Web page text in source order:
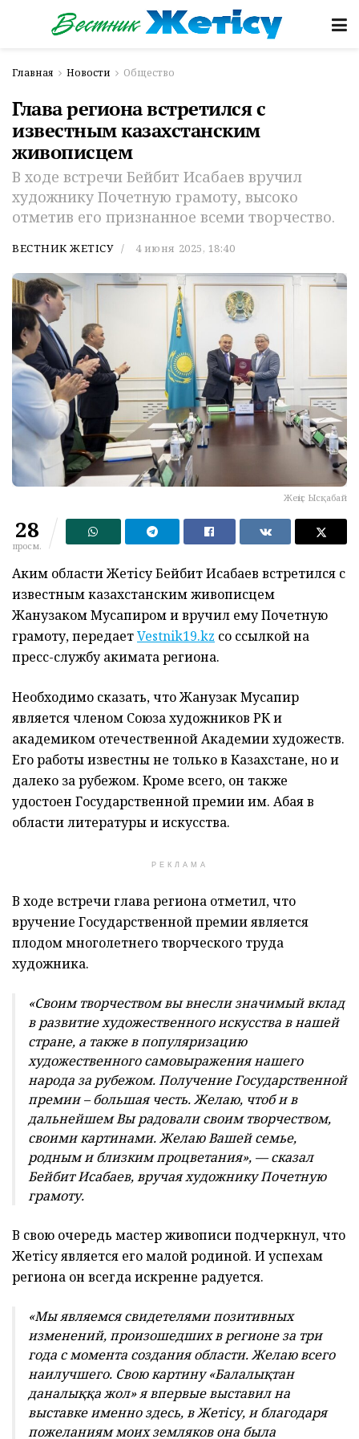
Главная Новости Общество
Глава региона встретился с
известным казахстанским
живописцем
В ходе встречи Бейбит Исабаев вручил
художнику Почетную грамоту, высоко
отметив его признанное всеми творчество.
ВЕСТНИК ЖЕТІСУ 4 июня 2025, 18:40
Жеңіс Ысқабай
28
просм.
Аким области Жетісу Бейбит Исабаев встретился с
известным казахстанским живописцем
Жанузаком Мусапиром и вручил ему Почетную
грамоту, передаетVestnik19.kz со ссылкой на
пресс-службу акимата региона.
Необходимо сказать, что Жанузак Мусапир
является членом Союза художников РК и
академиком отечественной Академии художеств.
Его работы известны не только в Казахстане, но и
далеко за рубежом. Кроме всего, он также
удостоен Государственной премии им. Абая в
области литературы и искусства.
РЕКЛАМА
В ходе встречи глава региона отметил, что
вручение Государственной премии является
плодом многолетнего творческого труда
художника.
«Своим творчеством вы внесли значимый вклад
в развитие художественного искусства в нашей
стране, а также в популяризацию
художественного самовыражения нашего
народа за рубежом. Получение Государственной
премии – большая честь. Желаю, чтоб и в
дальнейшем Вы радовали своим творчеством,
своими картинами. Желаю Вашей семье,
родным и близким процветания», — сказал
Бейбит Исабаев, вручая художнику Почетную
грамоту.
В свою очередь мастер живописи подчеркнул, что
Жетісу является его малой родиной. И успехам
региона он всегда искренне радуется.
«Мы являемся свидетелями позитивных
изменений, произошедших в регионе за три
года с момента создания области. Желаю всего
наилучшего. Свою картину «Балалықтан
даналыққа жол» я впервые выставил на
выставке именно здесь, в Жетісу, и благодаря
пожеланиям моих земляков она была